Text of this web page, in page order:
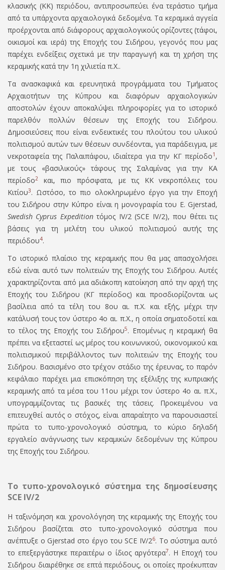
κλασικής (ΚΚ) περιόδου, αντιπροσωπεύει ένα τεράστιο τμήμα
από τα υπάρχοντα αρχαιολογικά δεδομένα. Τα κεραμικά αγγεία
προέρχονται από διάφορους αρχαιολογικούς ορίζοντες (τάφοι,
οικισμοί και ιερά) της Εποχής του Σιδήρου, γεγονός που μας
παρέχει ενδείξεις σχετικά με την παραγωγή και τη χρήση της
κεραμικής κατά την 1η χιλιετία π.Χ..
Τα ανασκαφικά και ερευνητικά προγράμματα του Τμήματος
Αρχαιοτήτων της Κύπρου και διαφόρων αρχαιολογικών
αποστολών έχουν αποκαλύψει πληροφορίες για το ιστορικό
παρελθόν πολλών θέσεων της Εποχής του Σιδήρου.
Δημοσιεύσεις που είναι ενδεικτικές του πλούτου του υλικού
πολιτισμού αυτών των θέσεων συνδέονται, για παράδειγμα, με
νεκροταφεία της Παλαιπάφου, ιδιαίτερα για την ΚΓ περίοδο1 ,
με τους «βασιλικούς» τάφους της Σαλαμίνας για την ΚΑ
περίοδο2
και, πιο πρόσφατα, με τις ΚΚ νεκροπόλεις του
Κιτίου3. Ωστόσο, το πιο ολοκληρωμένο έργο για την Εποχή
του Σιδήρου στην Κύπρο είναι η μονογραφία του E. Gjerstad,
Swedish Cyprus Expeditionτόμος IV/2 (SCE IV/2), που θέτει τις
βάσεις για τη μελέτη του υλικού πολιτισμού αυτής της
περιόδου4.
Το ιστορικό πλαίσιο της κεραμικής που θα μας απασχολήσει
εδώ είναι αυτό των πολιτειών της Εποχής του Σιδήρου. Αυτές
χαρακτηρίζονται από μια αδιάκοπη κατοίκηση από την αρχή της
Εποχής του Σιδήρου (ΚΓ περίοδος) και προσδιορίζονται ως
βασίλεια από τα τέλη του 8ου αι. π.Χ. και εξής, μέχρι την
κατάλυσή τους τον ύστερο 4ο αι. π.Χ., η οποία σηματοδοτεί και
το τέλος της Εποχής του Σιδήρου5. Επομένως η κεραμική θα
πρέπει να εξεταστεί ως μέρος του κοινωνικού, οικονομικού και
πολιτισμικού περιβάλλοντος των πολιτειών της Εποχής του
Σιδήρου. Βασισμένο στο τρέχον στάδιο της έρευνας, το παρόν
κεφάλαιο παρέχει μια επισκόπηση της εξέλιξης της κυπριακής
κεραμικής από τα μέσα του 11ου μέχρι τον ύστερο 4ο αι. π.Χ.,
υπογραμμίζοντας τις βασικές της τάσεις. Προκειμένου να
επιτευχθεί αυτός ο στόχος, είναι απαραίτητο να παρουσιαστεί
πρώτα το τυπο-χρονολογικό σύστημα, το κύριο δηλαδή
εργαλείο ανάγνωσης των κεραμικών δεδομένων της Κύπρου
της Εποχής του Σιδήρου.
Το τυπο-χρονολογικό σύστημα της δημοσίευσης
SCE IV/2
Η ταξινόμηση και χρονολόγηση της κεραμικής της Εποχής του
Σιδήρου βασίζεται στο τυπο-χρονολογικό σύστημα που
ανέπτυξε ο Gjerstadστο έργο του SCE IV/26. Το σύστημα αυτό
το επεξεργάστηκε περαιτέρω ο ίδιος αργότερα7. Η Εποχή του
Σιδήρου διαιρέθηκε σε επτά περιόδους, οι οποίες προέκυπταν